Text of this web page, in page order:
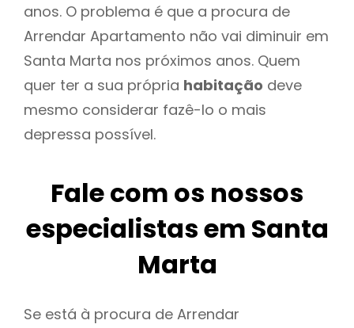
anos. O problema é que a procura de
Arrendar Apartamento não vai diminuir em
Santa Marta nos próximos anos. Quem
quer ter a sua própria habitação deve
mesmo considerar fazê-lo o mais
depressa possível.
Fale com os nossos
especialistas em Santa
Marta
Se está à procura de Arrendar